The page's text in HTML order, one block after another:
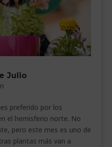
Julio
preferido por los
el hemisferio norte. No
pero este mes es uno de
plantas más van a